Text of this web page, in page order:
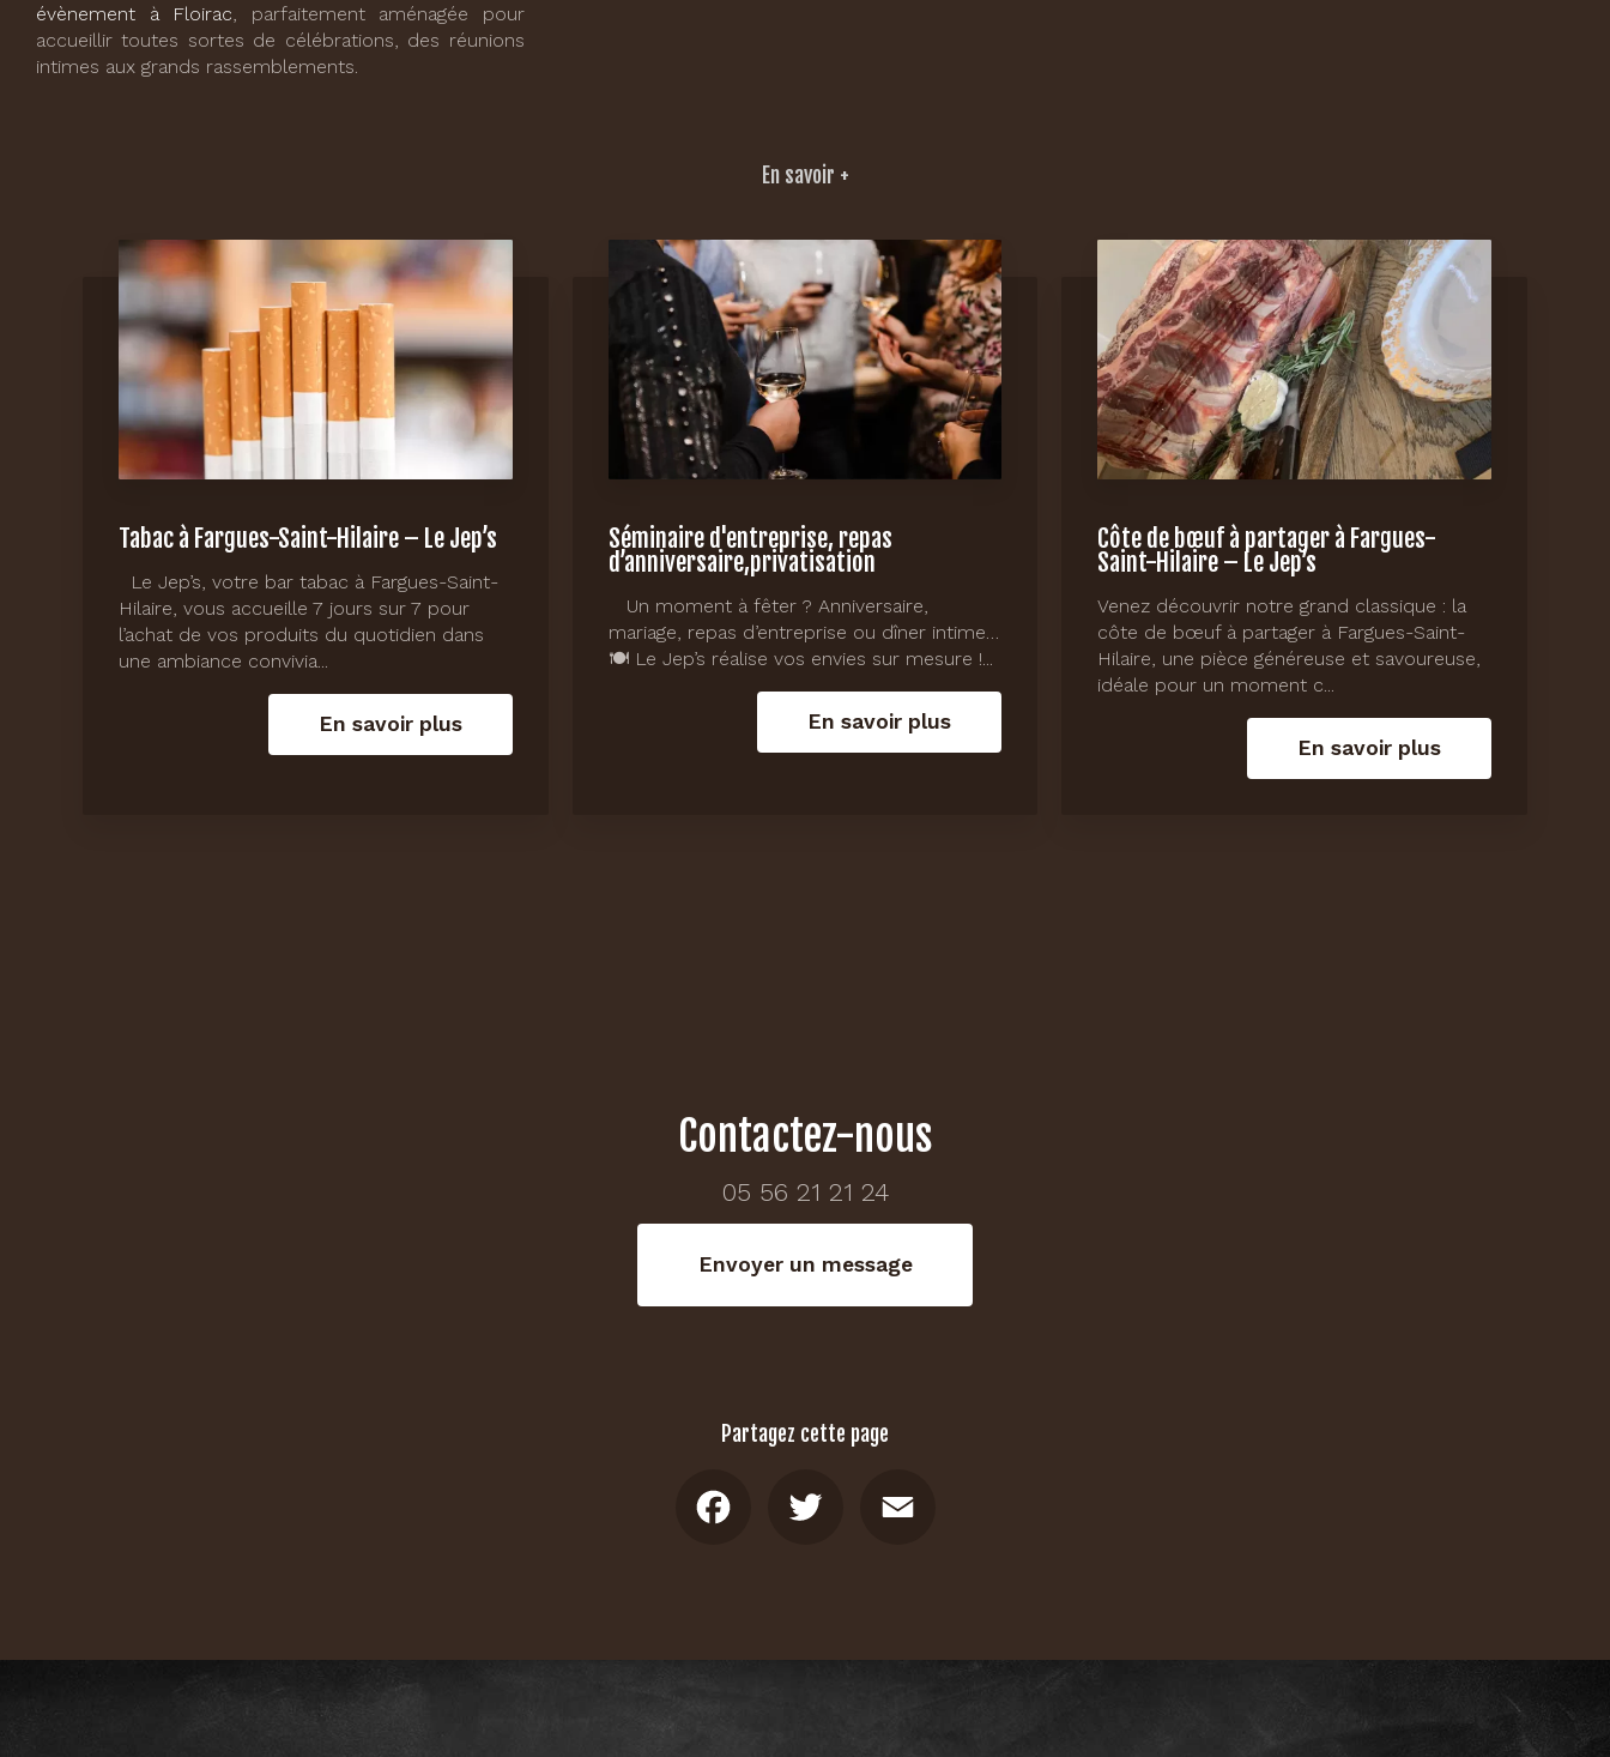
évènement à Floirac , parfaitement aménagée pour
accueillir toutes sortes de célébrations, des réunions
intimes aux grands rassemblements.
En savoir +
Tabac à Fargues-Saint-Hilaire – Le Jep’s
Le Jep’s, votre bar tabac à Fargues-Saint-
Hilaire, vous accueille 7 jours sur 7 pour
l’achat de vos produits du quotidien dans
une ambiance convivia...
En savoir plus
Séminaire d'entreprise, repas
d’anniversaire,privatisation
Un moment à fêter ? Anniversaire,
mariage, repas d’entreprise ou dîner intime…
🍽️ Le Jep’s réalise vos envies sur mesure !...
En savoir plus
Côte de bœuf à partager à Fargues-
Saint-Hilaire – Le Jep’s
Venez découvrir notre grand classique : la
côte de bœuf à partager à Fargues-Saint-
Hilaire, une pièce généreuse et savoureuse,
idéale pour un moment c...
En savoir plus
Contactez-nous
05 56 21 21 24
Envoyer un message
Partagez cette page